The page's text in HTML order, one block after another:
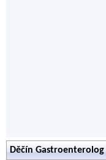
Děčín